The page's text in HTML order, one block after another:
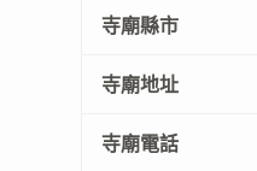
寺廟縣市
寺廟地址
寺廟電話